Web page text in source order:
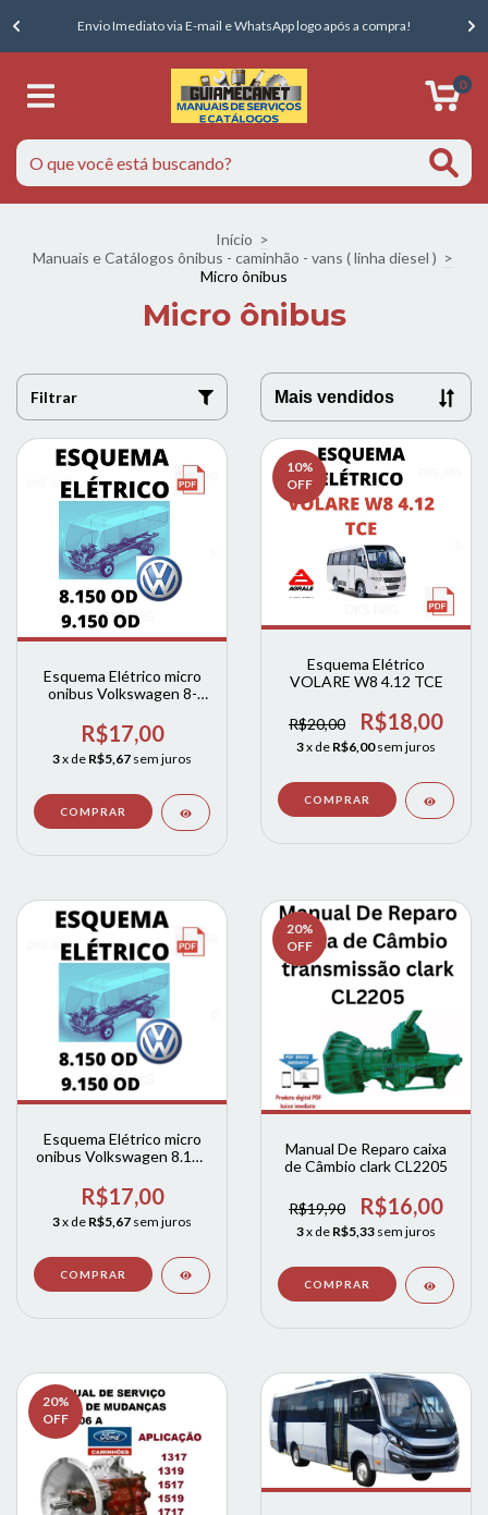
Envio Imediato via E-mail e WhatsApp logo após a compra!
0
Início >
Manuais e Catálogos ônibus - caminhão - vans ( linha diesel ) >
Micro ônibus
Micro ônibus
Filtrar
Esquema Elétrico micro
onibus Volkswagen 8-
eletronicos
R$17,00
3x de R$5,67 sem juros
10%
OFF
Esquema Elétrico
VOLARE W8 4.12 TCE
R$20,00 R$18,00
3x de R$6,00 sem juros
Esquema Elétrico micro
onibus Volkswagen 8.150
eletronico
R$17,00
3x de R$5,67 sem juros
20%
OFF
Manual De Reparo caixa
de Câmbio clark CL2205
R$19,90 R$16,00
3x de R$5,33 sem juros
20%
OFF